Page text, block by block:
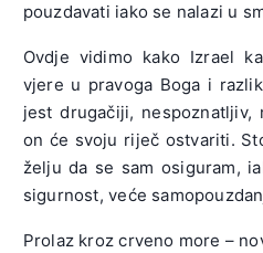
pouzdavati iako se nalazi u
Ovdje vidimo kako Izrael
vjere u pravoga Boga i
jest drugačiji,
on će svoju riječ ostvariti.
želju da se sam osiguram,
sigurnost, veće
Prolaz kroz crveno more –